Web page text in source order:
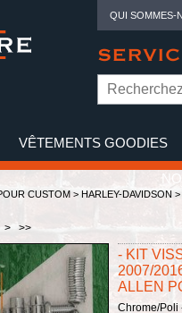
QUI SOMMES-
VÊTEMENTS GOODIES
CUSTOM > HARLEY-DAVIDSON >
> >>
- KIT
2007/
ALLEN
Chrome/Poli